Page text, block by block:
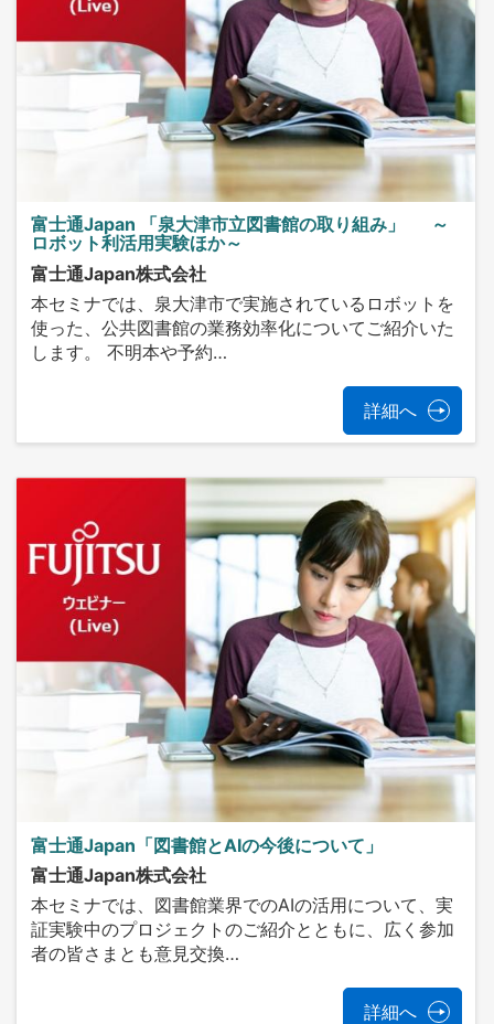
富士通Japan 「泉大津市立図書館の取り組み」 ～
ロボット利活用実験ほか～
富士通Japan株式会社
本セミナでは、泉大津市で実施されているロボットを
使った、公共図書館の業務効率化についてご紹介いた
します。 不明本や予約…
詳細へ
富士通Japan「図書館とAIの今後について」
富士通Japan株式会社
本セミナでは、図書館業界でのAIの活用について、実
証実験中のプロジェクトのご紹介とともに、広く参加
者の皆さまとも意見交換…
詳細へ